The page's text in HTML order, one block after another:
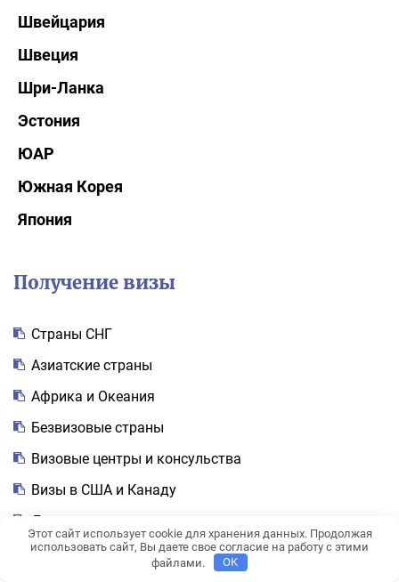
Швейцария
Швеция
Шри-Ланка
Эстония
ЮАР
Южная Корея
Япония
Получение визы
Cтраны СНГ
Азиатские страны
Африка и Океания
Безвизовые страны
Визовые центры и консульства
Визы в США и Канаду
Документы
Европейские страны
Этот сайт использует cookie для хранения данных. Продолжая
использовать сайт, Вы даете свое согласие на работу с этими
файлами.
OK